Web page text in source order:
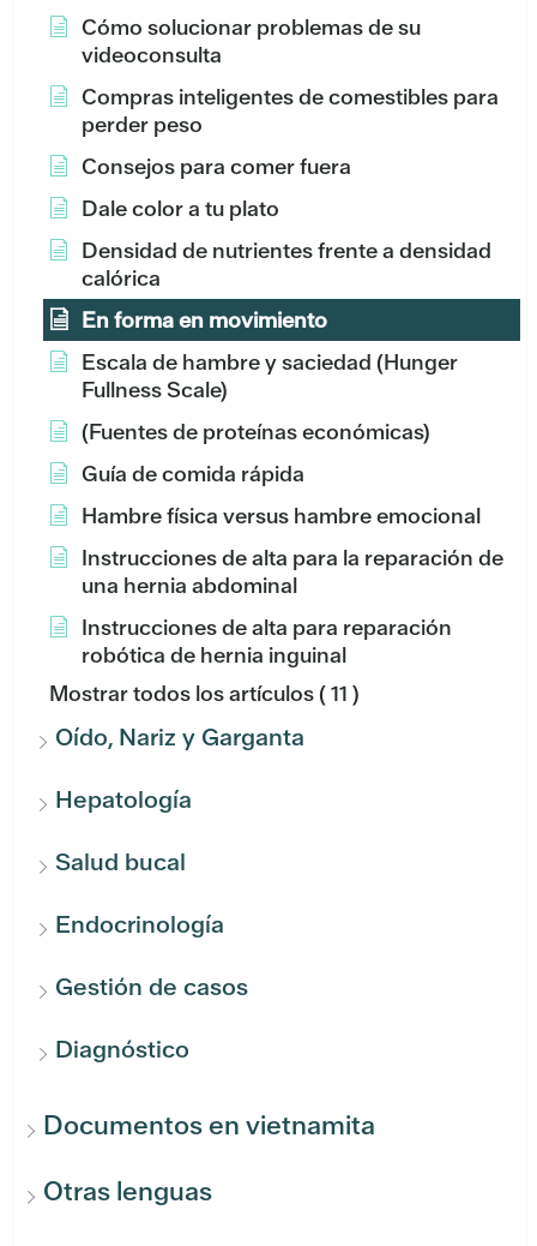
Cómo solucionar problemas de su
videoconsulta
Compras inteligentes de comestibles para
perder peso
Consejos para comer fuera
Dale color a tu plato
Densidad de nutrientes frente a densidad
calórica
En forma en movimiento
Escala de hambre y saciedad (Hunger
Fullness Scale)
(Fuentes de proteínas económicas)
Guía de comida rápida
Hambre física versus hambre emocional
Instrucciones de alta para la reparación de
una hernia abdominal
Instrucciones de alta para reparación
robótica de hernia inguinal
Mostrar todos los artículos( 11 )
Oído, Nariz y Garganta
Hepatología
Salud bucal
Endocrinología
Gestión de casos
Diagnóstico
Documentos en vietnamita
Otras lenguas